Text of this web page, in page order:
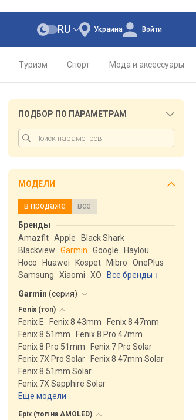
Украина
RU Войти
Туризм Спорт Мода и аксессуары
ПОДБОР ПО ПАРАМЕТРАМ
МОДЕЛИ
в продаже все
Бренды
Amazfit Apple
Black Shark
Blackview
Garmin Google
Haylou
Hoco
Huawei Kospet Mibro
OnePlus
Samsung
Xiaomi XO
Все бренды
Garmin (серия)
Fenix (топ)
Fenix E Fenix 8 43mm
Fenix 8 47mm
Fenix 8 51mm
Fenix 8 Pro 47mm
Fenix 8 Pro 51mm
Fenix 7 Pro Solar
Fenix 7X Pro Solar
Fenix 8 47mm Solar
Fenix 8 51mm Solar
Fenix 7X Sapphire Solar
Еще модели ↓
Epix (топ на AMOLED)